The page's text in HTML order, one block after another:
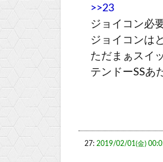
>>23
ジョイコン必
ジョイコンは
ただまぁスイ
テンドーSSあ
27: 2019/02/01(金)